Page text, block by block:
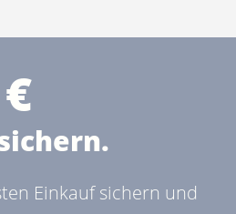
Einkauf sichern und